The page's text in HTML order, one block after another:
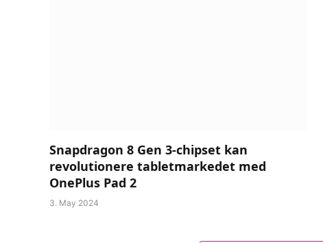
Snapdragon 8 Gen 3-chipset kan
revolutionere tabletmarkedet med
OnePlus Pad 2
3. May 2024